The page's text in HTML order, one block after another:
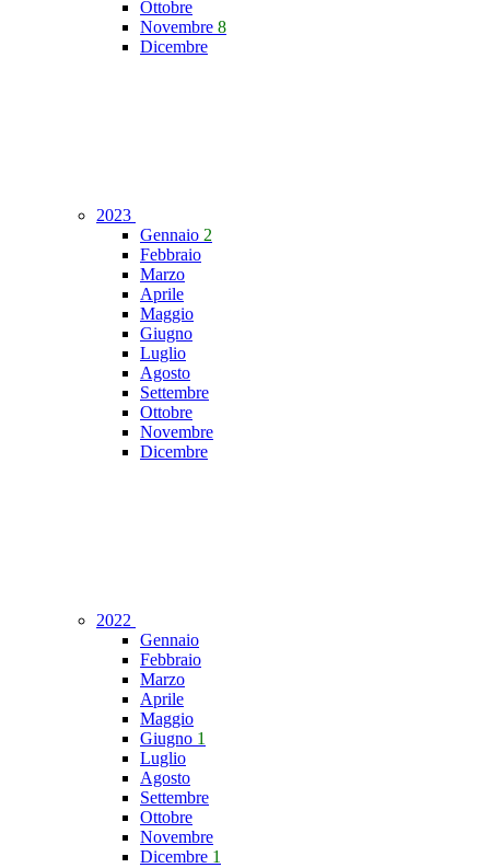
Ottobre
Novembre 8
Dicembre
2023
Gennaio 2
Febbraio
Marzo
Aprile
Maggio
Giugno
Luglio
Agosto
Settembre
Ottobre
Novembre
Dicembre
2022
Gennaio
Febbraio
Marzo
Aprile
Maggio
Giugno 1
Luglio
Agosto
Settembre
Ottobre
Novembre
Dicembre 1